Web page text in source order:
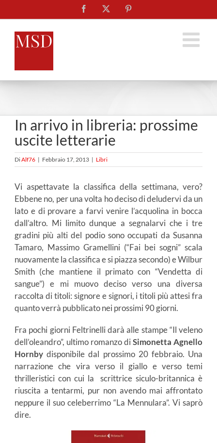
al
contenuto
Facebook
In arrivo in libreria: prossime
uscite letterarie
DiAlf76 | Febbraio 17, 2013 | Libri
Vi aspettavate la classifica della settimana, vero?
Ebbene no, per una volta ho deciso di deludervi da un
lato e di provare a farvi venire l’acquolina in bocca
dall’altro. Mi limito dunque a segnalarvi che i tre
gradini più alti del podio sono occupati da Susanna
Tamaro, Massimo Gramellini (“Fai bei sogni” scala
nuovamente la classifica e si piazza secondo) e Wilbur
Smith (che mantiene il primato con “Vendetta di
sangue”) e mi muovo deciso verso una diversa
raccolta di titoli: signore e signori, i titoli più attesi fra
quanto verrà pubblicato nei prossimi 90 giorni.
Fra pochi giorni Feltrinelli darà alle stampe “Il veleno
dell’oleandro”, ultimo romanzo diSimonetta Agnello
Hornby disponibile dal prossimo 20 febbraio. Una
narrazione che vira verso il giallo e verso temi
thrilleristici con cui la scrittrice siculo-britannica è
riuscita a tentarmi, pur non avendo mai affrontato
neppure il suo celeberrimo “La Mennulara”. Vi saprò
dire.